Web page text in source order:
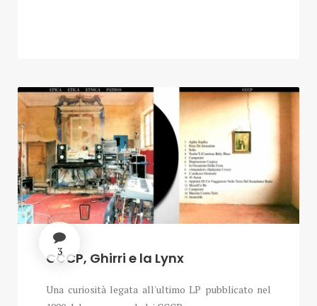
3
CCCP, Ghirri e la Lynx
Una curiosità legata all'ultimo LP pubblicato nel